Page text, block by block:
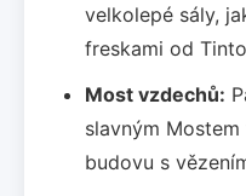
velkolepé sály,
freskami od
Most vzdechů:
slavným
budovu s